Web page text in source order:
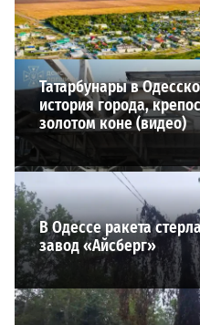
ВИБОР РЕДАКЦИИ
Татарбунары в
история города,
золотом коне (видео)
В Одессе ракета
завод «Айсберг»